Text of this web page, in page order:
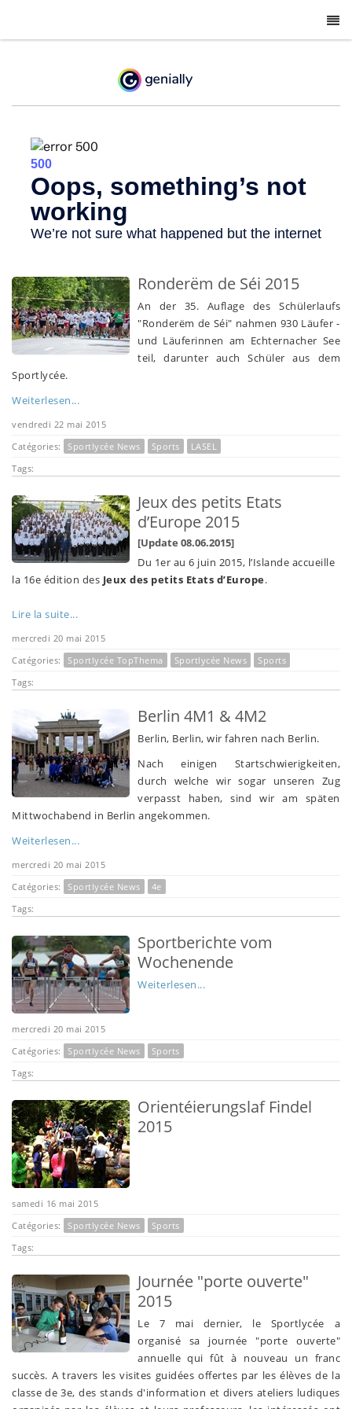
Ronderëm de Séi 2015
An der 35. Auflage des Schülerlaufs
"Ronderëm de Séi" nahmen 930 Läufer -
und Läuferinnen am Echternacher See
teil, darunter auch Schüler aus dem
Sportlycée.
Weiterlesen...
vendredi 22 mai 2015
Catégories:
Sportlycée News Sports
LASEL
Tags:
Jeux des petits Etats
d’Europe 2015
[Update 08.06.2015]
Du 1er au 6 juin 2015, l’Islande accueille
la 16e édition des Jeux des petits Etats d’Europe.
Lire la suite...
mercredi 20 mai 2015
Catégories:
Sportlycée TopThema Sportlycée News
Sports
Tags:
Berlin 4M1 & 4M2
Berlin, Berlin, wir fahren nach Berlin.
Nach einigen Startschwierigkeiten,
durch welche wir sogar unseren Zug
verpasst haben, sind wir am späten
Mittwochabend in Berlin angekommen.
Weiterlesen...
mercredi 20 mai 2015
Catégories:
Sportlycée News
4e
Tags:
Sportberichte vom
Wochenende
Weiterlesen...
mercredi 20 mai 2015
Catégories:
Sportlycée News
Sports
Tags:
Orientéierungslaf Findel
2015
samedi 16 mai 2015
Catégories:
Sportlycée News
Sports
Tags:
Journée "porte ouverte"
2015
Le 7 mai dernier, le Sportlycée a
organisé sa journée "porte ouverte"
annuelle qui fût à nouveau un franc
succès. A travers les visites guidées offertes par les élèves de la
classe de 3e, des stands d'information et divers ateliers ludiques